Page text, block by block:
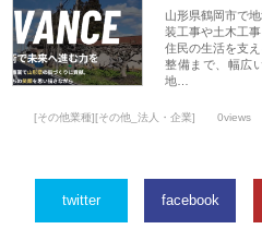
山形県鶴岡市で
装工事や土木工
住民の生活を支
整備まで、幅広
地…
[その他業種][その他_法人・企業] 0views
twitter facebook